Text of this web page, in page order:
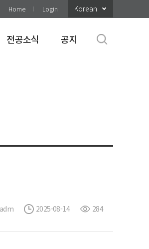
Home Login Korean
전공소식 공지
2025-08-14 284